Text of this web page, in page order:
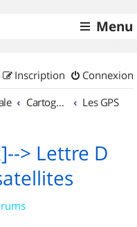
Menu
Connexion
Inscription
Cartographie et GPS Les GPS
> Lettre D